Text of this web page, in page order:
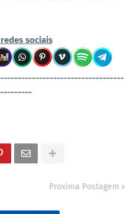
sociais
-----------------------------------
Proxima Postagem